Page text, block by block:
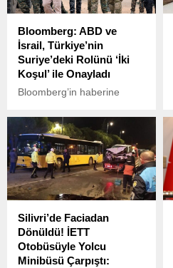
Bloomberg: ABD ve
İsrail, Türkiye’nin
Suriye’deki Rolünü ‘İki
Koşul’ ile Onayladı
Bloomberg’in haberine
yeniden inşa sürecine daha
büyük bir rol üstlenmeyi
hedefliyor ve bu hedef, ABD
ile İsrail tarafından belirli
koşullar altında onaylandı.
Silivri’de Faciadan
Dönüldü! İETT
Otobüsüyle Yolcu
Minibüsü Çarpıştı: